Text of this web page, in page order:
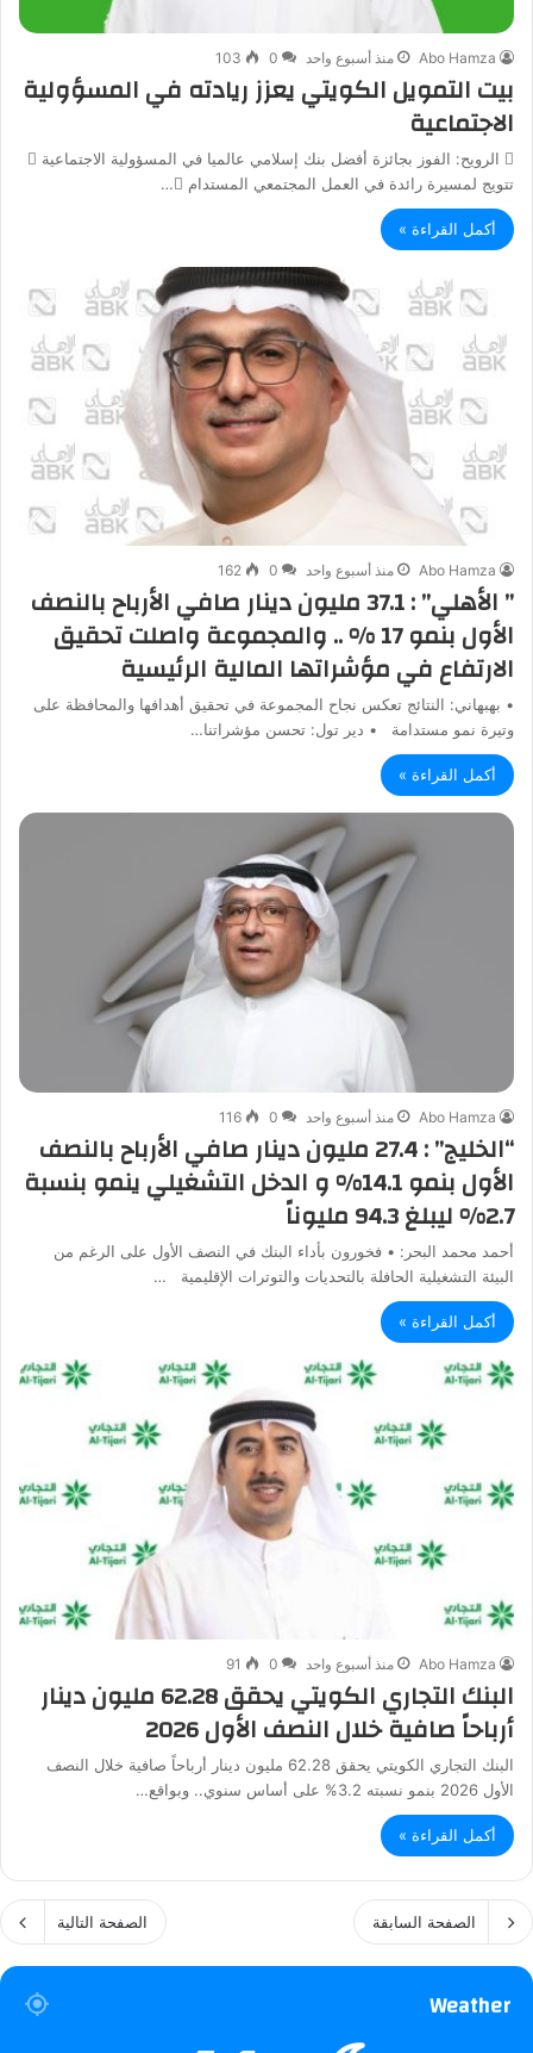
Abo Hamza منذ أسبوع واحد 0
103
بيت التمويل الكويتي يعزز ريادته في المسؤولية
الاجتماعية
 الرويح: الفوز بجائزة أفضل بنك إسلامي عالميا في المسؤولية الاجتماعية 
تتويج لمسيرة رائدة في العمل المجتمعي المستدام …
أكمل القراءة »
Abo Hamza منذ أسبوع واحد 0
162
” الأهلي” : 37.1 مليون دينار صافي الأرباح بالنصف
الأول بنمو 17 % .. والمجموعة واصلت تحقيق
الارتفاع في مؤشراتها المالية الرئيسية
• بهبهاني: النتائج تعكس نجاح المجموعة في تحقيق أهدافها والمحافظة على
وتيرة نمو مستدامة • دير تول: تحسن مؤشراتنا…
أكمل القراءة »
Abo Hamza منذ أسبوع واحد 0
116
“الخليج” : 27.4 مليون دينار صافي الأرباح بالنصف
الأول بنمو 14.1% و الدخل التشغيلي ينمو بنسبة
2.7% ليبلغ 94.3 مليوناً
أحمد محمد البحر: • فخورون بأداء البنك في النصف الأول على الرغم من
البيئة التشغيلية الحافلة بالتحديات والتوترات الإقليمية …
أكمل القراءة »
Abo Hamza منذ أسبوع واحد 0
91
البنك التجاري الكويتي يحقق 62.28 مليون دينار
أرباحاً صافية خلال النصف الأول 2026
البنك التجاري الكويتي يحقق 62.28 مليون دينار أرباحاً صافية خلال النصف
الأول 2026 بنمو نسبته 3.2% على أساس سنوي.. وبواقع…
أكمل القراءة »
الصفحة السابقة الصفحة التالية
Weather